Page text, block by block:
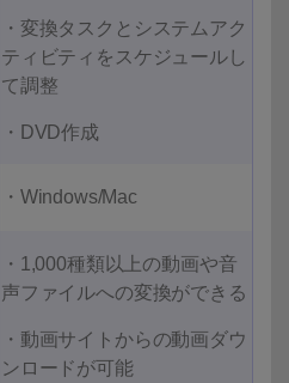
・変換タスクとシステムアク
ティビティをスケジュールし
て調整
・DVD作成
・Windows/Mac
・1,000種類以上の動画や音
声ファイルへの変換ができる
・動画サイトからの動画ダウ
ンロードが可能